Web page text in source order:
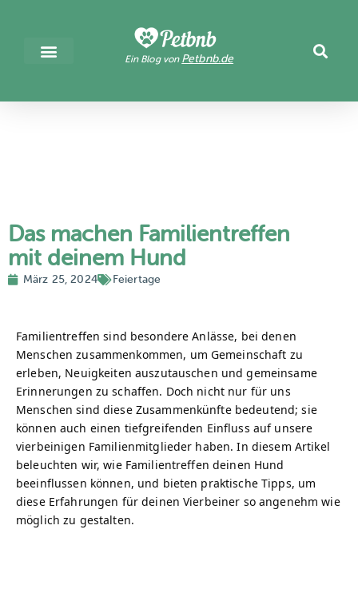
Ein Blog von Petbnb.de
Das machen Familientreffen
mit deinem Hund
März 25, 2024 Feiertage
Familientreffen sind besondere Anlässe, bei denen
Menschen zusammenkommen, um Gemeinschaft zu
erleben, Neuigkeiten auszutauschen und gemeinsame
Erinnerungen zu schaffen. Doch nicht nur für uns
Menschen sind diese Zusammenkünfte bedeutend; sie
können auch einen tiefgreifenden Einfluss auf unsere
vierbeinigen Familienmitglieder haben. In diesem Artikel
beleuchten wir, wie Familientreffen deinen Hund
beeinflussen können, und bieten praktische Tipps, um
diese Erfahrungen für deinen Vierbeiner so angenehm wie
möglich zu gestalten.